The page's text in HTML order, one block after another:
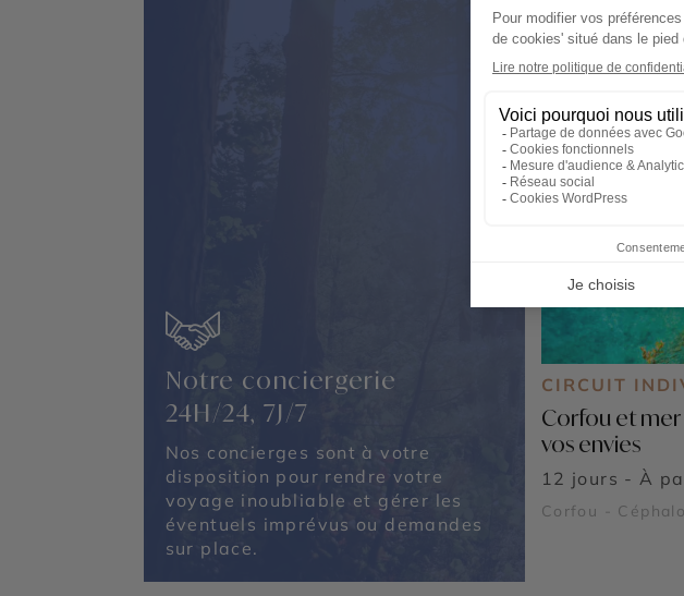
Notre conciergerie
24H/24, 7J/7
Nos concierges sont à votre
disposition pour rendre votre
voyage inoubliable et gérer les
éventuels imprévus ou demandes
sur place.
CIRCUIT
Corfou et
vos envies
12 jours - À
Corfou -